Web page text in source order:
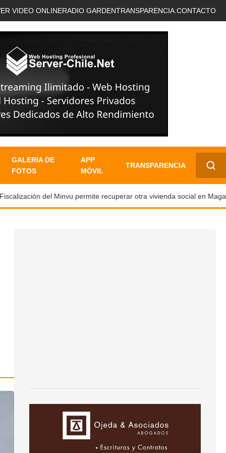
VIDEO ONLINERADIO GARDENTRANSPARENCIA. CONTACTO
GALERIA DE
FOTOS
APP
MÓVIL
TRANSPARENCIA
✕
del Minvu permite recuperar otra vivienda social en